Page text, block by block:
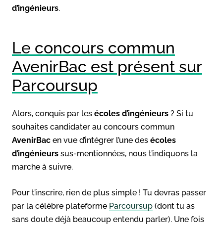
d’ingénieurs.
Le concours commun
AvenirBac est présent sur
Parcoursup
Alors, conquis par les écoles d’ingénieurs ? Si tu
souhaites candidater au concours commun
AvenirBac en vue d’intégrer l’une des écoles
d’ingénieurs sus-mentionnées, nous t’indiquons la
marche à suivre.
Pour t’inscrire, rien de plus simple ! Tu devras passer
par la célèbre plateforme Parcoursup (dont tu as
sans doute déjà beaucoup entendu parler). Une fois